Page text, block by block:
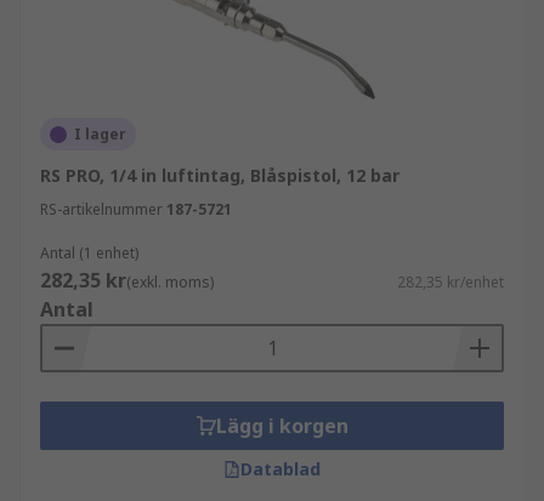
I lager
RS PRO, 1/4 in luftintag, Blåspistol, 12 bar
RS-artikelnummer 187-5721
Antal (1 enhet)
282,35 kr(exkl. moms) 282,35 kr/enhet
Antal
Lägg i korgen
Datablad